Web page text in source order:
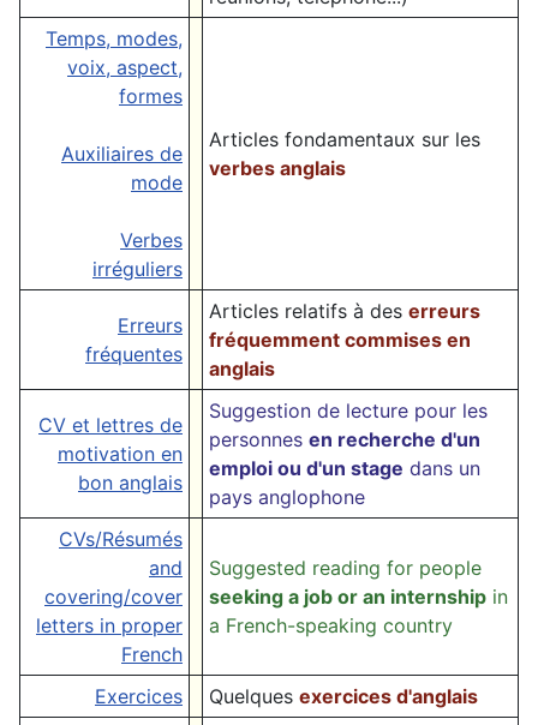
Temps, modes,
voix, aspect,
formes
Auxiliaires de
mode
Verbes
irréguliers
Articles fondamentaux sur les
verbes anglais
Erreurs
fréquentes
Articles relatifs à des erreurs
fréquemment commises en
anglais
CV et lettres de
motivation en
bon anglais
Suggestion de lecture pour les
personnes en recherche d'un
emploi ou d'un stage dans un
pays anglophone
CVs/Résumés
and
covering/cover
letters in proper
French
Suggested reading for people
seeking a job or an internship in
a French-speaking country
Exercices Quelques exercices d'anglais